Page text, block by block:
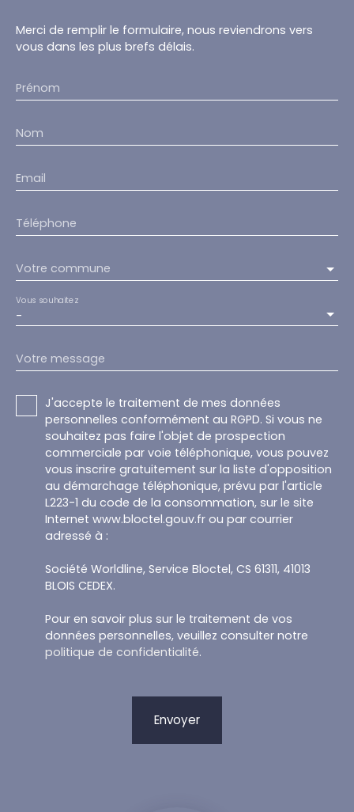
Merci de remplir le formulaire, nous reviendrons vers
vous dans les plus brefs délais.
Prénom
Nom
Email
Téléphone
Votre commune
-
Vous souhaitez
Votre message
J'accepte le traitement de mes données
personnelles conformément au RGPD. Si vous ne
souhaitez pas faire l'objet de prospection
commerciale par voie téléphonique, vous pouvez
vous inscrire gratuitement sur la liste d'opposition
au démarchage téléphonique, prévu par l'article
L223-1 du code de la consommation, sur le site
Internet www.bloctel.gouv.fr ou par courrier
adressé à :
Société Worldline, Service Bloctel, CS 61311, 41013
BLOIS CEDEX.
Pour en savoir plus sur le traitement de vos
données personnelles, veuillez consulter notre
politique de confidentialité.
Envoyer